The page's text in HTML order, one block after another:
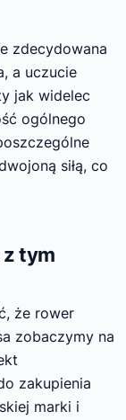
zdecydowana
a uczucie
jak widelec
ogólnego
siłą, co
tym
że rower
zobaczymy na
zakupienia
marki i